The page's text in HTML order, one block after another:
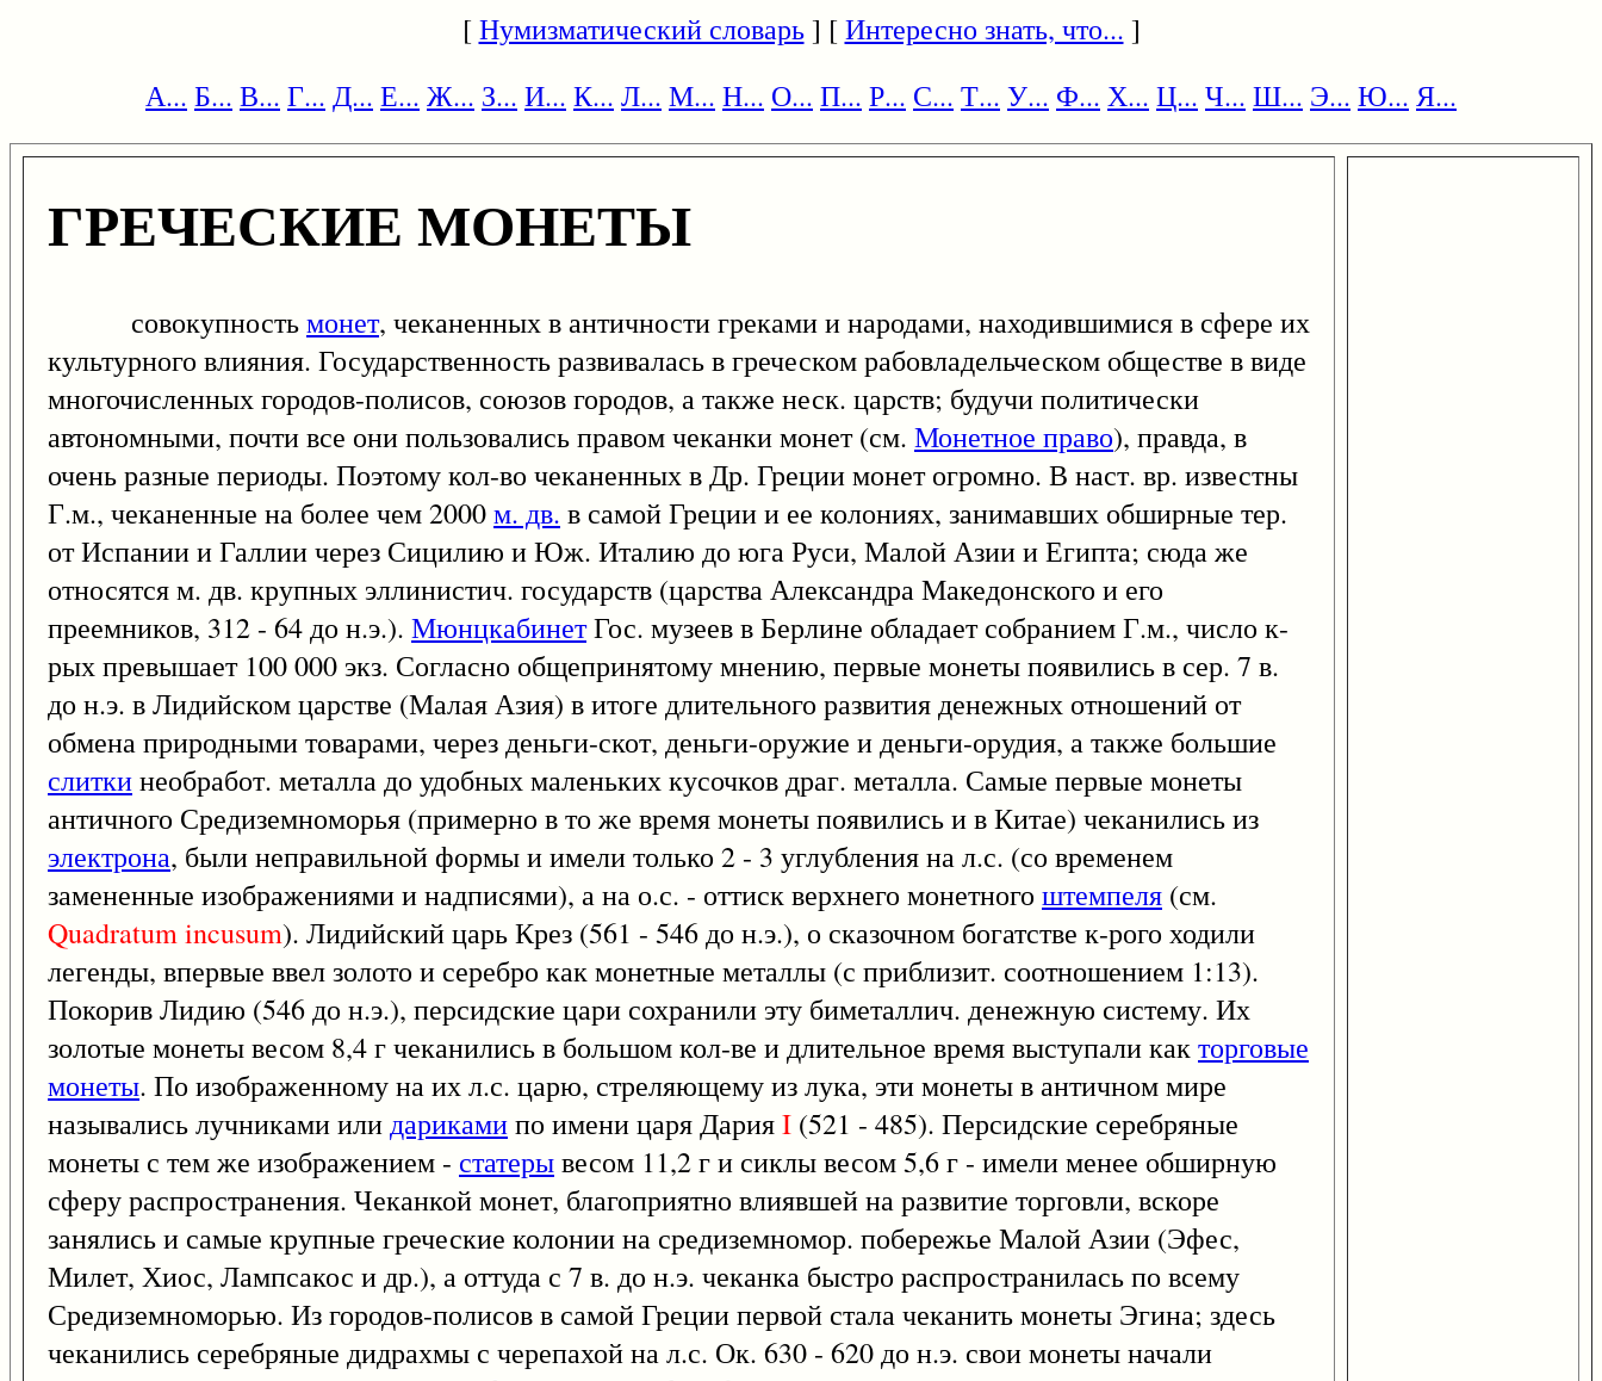
[Нумизматический словарь] [Интересно знать, что... ]
А... Б... В... Г... Д... Е... Ж... З... И... К... Л... М... Н... О... П... Р... С... Т... У... Ф... Х... Ц... Ч... Ш... Э... Ю... Я...
ГРЕЧЕСКИЕ МОНЕТЫ
совокупностьмонет, чеканенных в античности греками и народами, находившимися в сфере их
культурного влияния. Государственность развивалась в греческом рабовладельческом обществе в виде
многочисленных городов-полисов, союзов городов, а также неск. царств; будучи политически
автономными, почти все они пользовались правом чеканки монет (см. Монетное право), правда, в
очень разные периоды. Поэтому кол-во чеканенных в Др. Греции монет огромно. В наст. вр. известны
Г.м., чеканенные на более чем 2000м. дв. в самой Греции и ее колониях, занимавших обширные тер.
от Испании и Галлии через Сицилию и Юж. Италию до юга Руси, Малой Азии и Египта; сюда же
относятся м. дв. крупных эллинистич. государств (царства Александра Македонского и его
преемников, 312 - 64 до н.э.). МюнцкабинетГос. музеев в Берлине обладает собранием Г.м., число к-
рых превышает 100 000 экз. Согласно общепринятому мнению, первые монеты появились в сер. 7 в.
до н.э. в Лидийском царстве (Малая Азия) в итоге длительного развития денежных отношений от
обмена природными товарами, через деньги-скот, деньги-оружие и деньги-орудия, а также большие
слиткинеобработ. металла до удобных маленьких кусочков драг. металла. Самые первые монеты
античного Средиземноморья (примерно в то же время монеты появились и в Китае) чеканились из
электрона, были неправильной формы и имели только 2 - 3 углубления на л.с. (со временем
замененные изображениями и надписями), а на о.с. - оттиск верхнего монетного штемпеля (см.
Quadratumincusum). Лидийский царь Крез (561 - 546 до н.э.), о сказочном богатстве к-рого ходили
легенды, впервые ввел золото и серебро как монетные металлы (с приблизит. соотношением 1:13).
Покорив Лидию (546 до н.э.), персидские цари сохранили эту биметаллич. денежную систему. Их
золотые монеты весом 8,4 г чеканились в большом кол-ве и длительное время выступали какторговые
монеты. По изображенному на их л.с. царю, стреляющему из лука, эти монеты в античном мире
назывались лучниками илидарикамипо имени царя ДарияI (521 - 485). Персидские серебряные
монеты с тем же изображением - статерывесом 11,2 г и сиклы весом 5,6 г - имели менее обширную
сферу распространения. Чеканкой монет, благоприятно влиявшей на развитие торговли, вскоре
занялись и самые крупные греческие колонии на средиземномор. побережье Малой Азии (Эфес,
Милет, Хиос, Лампсакос и др.), а оттуда с 7 в. до н.э. чеканка быстро распространилась по всему
Средиземноморью. Из городов-полисов в самой Греции первой стала чеканить монеты Эгина; здесь
чеканились серебряные дидрахмы с черепахой на л.с. Ок. 630 - 620 до н.э. свои монеты начали